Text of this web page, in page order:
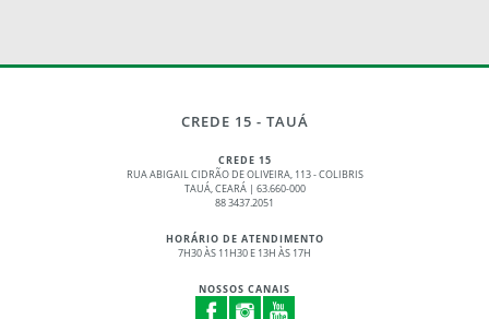
CREDE 15 - TAUÁ
CREDE 15
RUA ABIGAIL CIDRÃO DE OLIVEIRA, 113 - COLIBRIS
TAUÁ, CEARÁ | 63.660-000
88 3437.2051
HORÁRIO DE ATENDIMENTO
7H30 ÀS 11H30 E 13H ÀS 17H
NOSSOS CANAIS